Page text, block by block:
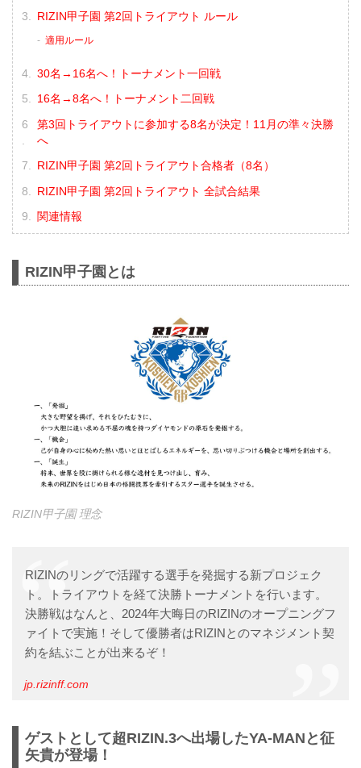
RIZIN甲子園 第2回トライアウト ルール
適用ルール
30名→16名へ！トーナメント一回戦
16名→8名へ！トーナメント二回戦
第3回トライアウトに参加する8名が決定！11月の準々決勝
へ
RIZIN甲子園 第2回トライアウト合格者（8名）
RIZIN甲子園 第2回トライアウト 全試合結果
関連情報
RIZIN甲子園とは
RIZIN甲子園 理念
RIZINのリングで活躍する選手を発掘する新プロジェク
ト。トライアウトを経て決勝トーナメントを行います。
決勝戦はなんと、2024年大晦日のRIZINのオープニングフ
ァイトで実施！そして優勝者はRIZINとのマネジメント契
約を結ぶことが出来るぞ！
jp.rizinff.com
ゲストとして超RIZIN.3へ出場したYA-MANと征
矢貴が登場！